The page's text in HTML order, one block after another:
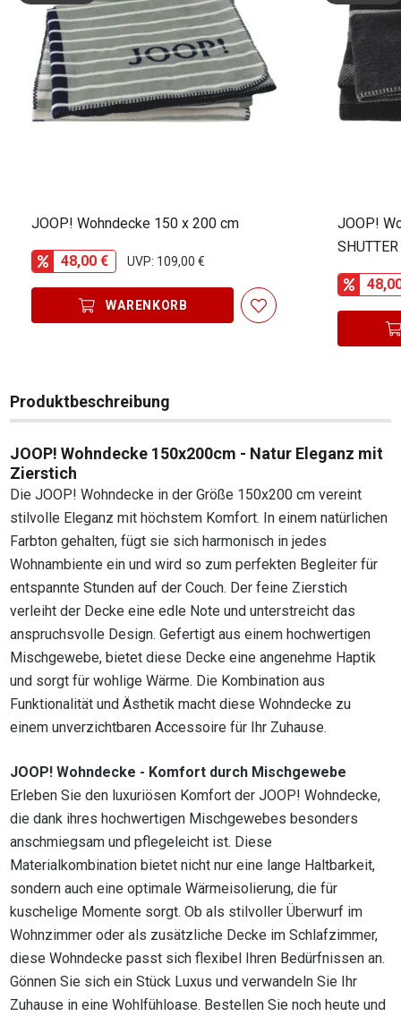
JOOP! Wohndecke 150 x 200 cm
48,00 € UVP: 109,00 €
WARENKORB
JOOP!
SHUTTER
Produktbeschreibung
JOOP! Wohndecke 150x200cm - Natur Eleganz mit
Zierstich
Die JOOP! Wohndecke in der Größe 150x200 cm vereint
stilvolle Eleganz mit höchstem Komfort. In einem natürlichen
Farbton gehalten, fügt sie sich harmonisch in jedes
Wohnambiente ein und wird so zum perfekten Begleiter für
entspannte Stunden auf der Couch. Der feine Zierstich
verleiht der Decke eine edle Note und unterstreicht das
anspruchsvolle Design. Gefertigt aus einem hochwertigen
Mischgewebe, bietet diese Decke eine angenehme Haptik
und sorgt für wohlige Wärme. Die Kombination aus
Funktionalität und Ästhetik macht diese Wohndecke zu
einem unverzichtbaren Accessoire für Ihr Zuhause.
JOOP! Wohndecke - Komfort durch Mischgewebe
Erleben Sie den luxuriösen Komfort der JOOP! Wohndecke,
die dank ihres hochwertigen Mischgewebes besonders
anschmiegsam und pflegeleicht ist. Diese
Materialkombination bietet nicht nur eine lange Haltbarkeit,
sondern auch eine optimale Wärmeisolierung, die für
kuschelige Momente sorgt. Ob als stilvoller Überwurf im
Wohnzimmer oder als zusätzliche Decke im Schlafzimmer,
diese Wohndecke passt sich flexibel Ihren Bedürfnissen an.
Gönnen Sie sich ein Stück Luxus und verwandeln Sie Ihr
Zuhause in eine Wohlfühloase. Bestellen Sie noch heute und